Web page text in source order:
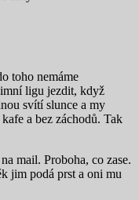
toho nemáme
ligu jezdit, když
svítí slunce a my
a bez záchodů. Tak
mail. Proboha, co zase.
jim podá prst a oni mu